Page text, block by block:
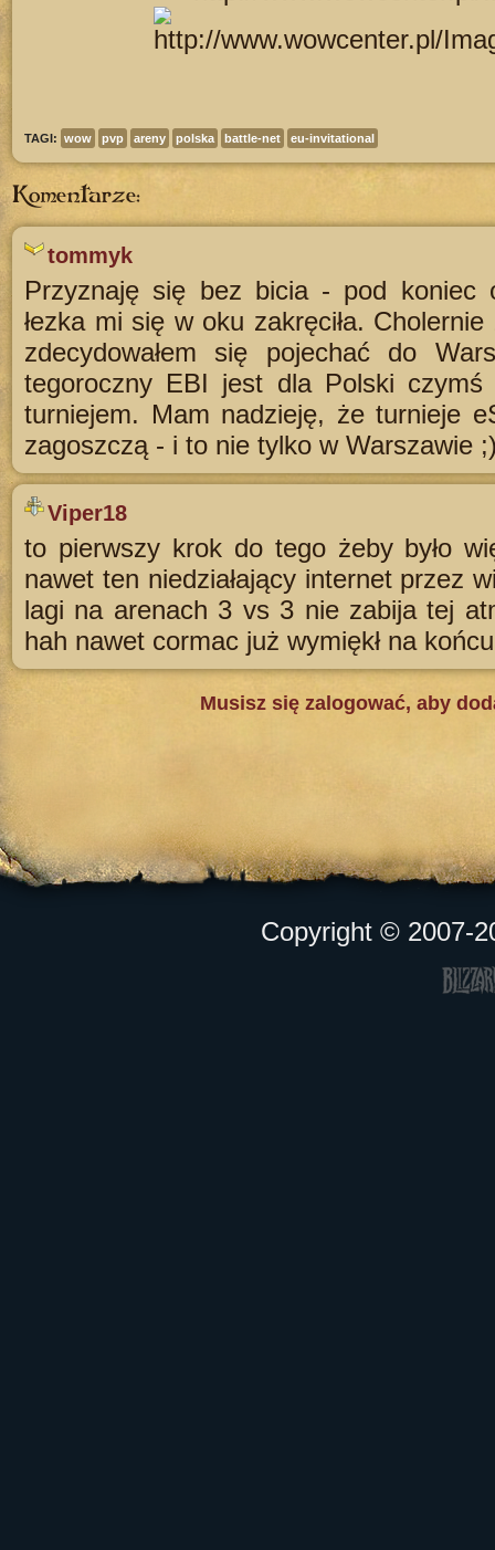
TAGI: wow pvp areny polska battle-net eu-invitational
Komentarze:
tommyk
Przyznaję się bez bicia - pod koniec
łezka mi się w oku zakręciła.
zdecydowałem się pojechać do
tegoroczny EBI jest dla Polski czymś
turniejem. Mam nadzieję, że turnieje
zagoszczą - i to nie tylko w Warszawie
Viper18
to pierwszy krok do tego żeby było
nawet ten niedziałający internet przez
lagi na arenach 3 vs 3 nie zabija tej
hah nawet cormac już wymiękł na
Musisz się zalogować, aby
Copyright © 2007-